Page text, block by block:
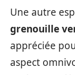
Une autre
grenouille
appréciée
aspect